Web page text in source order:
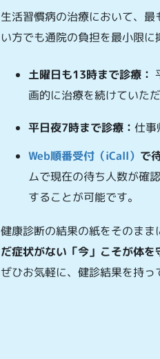
生活習慣病の治療において、
い方でも通院の負担を最小限に
土曜日も13時まで診療：
画的に治療を続けていただ
平日夜7時まで診療： 仕事
Web順番受付（iCall） で
ムで現在の待ち人数が確
することが可能です。
健康診断の結果の紙をそのまま
だ症状がない「今」こそが体を
ぜひお気軽に、健診結果を持っ